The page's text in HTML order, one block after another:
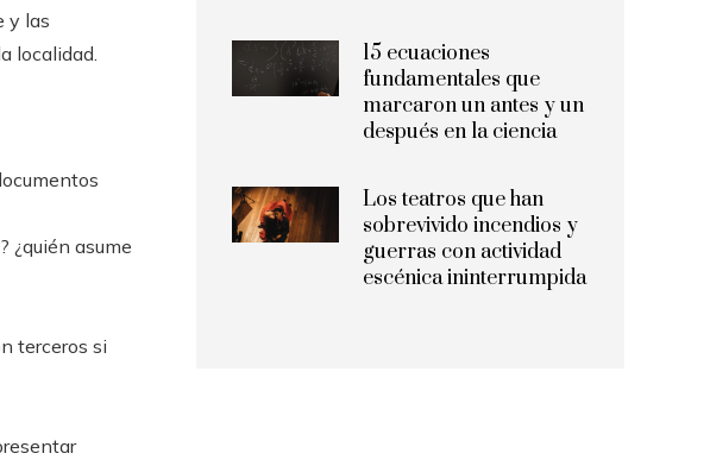
y las
localidad.
¿quién asume
terceros si
15 ecuaciones
fundamentales que
marcaron un antes y un
después en la ciencia
Los teatros que han
sobrevivido incendios y
guerras con actividad
escénica ininterrumpida